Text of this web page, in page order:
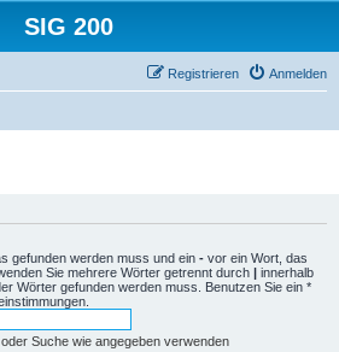
SIG 200
Anmelden
Registrieren
gefunden werden muss und ein - vor ein Wort, das
Sie mehrere Wörter getrennt durch | innerhalb
Wörter gefunden werden muss. Benutzen Sie ein *
Suche wie angegeben verwenden